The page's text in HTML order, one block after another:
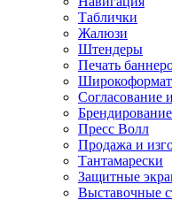
Таблички
Жалюзи
Штендеры
Печать
Согласование
Пресс Волл
Продажа и
Тантамарески
Защитные
Выставочные